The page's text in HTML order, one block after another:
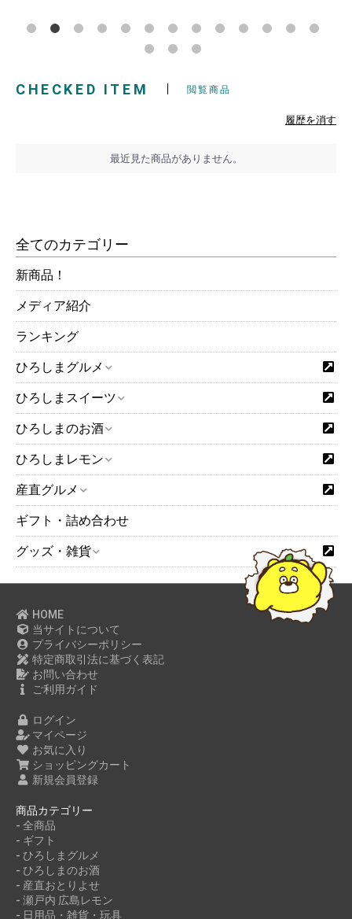
CHECKED ITEM 閲覧商品
履歴を消す
最近見た商品がありません。
全てのカテゴリー
新商品！
メディア紹介
ランキング
ひろしまグルメ
ひろしまスイーツ
ひろしまのお酒
ひろしまレモン
産直グルメ
ギフト・詰め合わせ
グッズ・雑貨
HOME
当サイトについて
プライバシーポリシー
特定商取引法に基づく表記
お問い合わせ
ご利用ガイド
ログイン
マイページ
お気に入り
ショッピングカート
新規会員登録
商品カテゴリー
- 全商品
- ギフト
- ひろしまグルメ
- ひろしまのお酒
- 産直おとりよせ
- 瀬戸内 広島レモン
- 日用品・雑貨・玩具